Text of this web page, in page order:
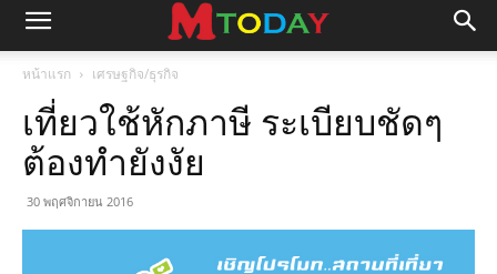
หน้าแรก เศรษฐกิจ/ธุรกิจ
เที่ยวใช้หักภาษี ระเบียบชัดๆ
ต้องทำยังงัย
30 พฤศจิกายน 2016